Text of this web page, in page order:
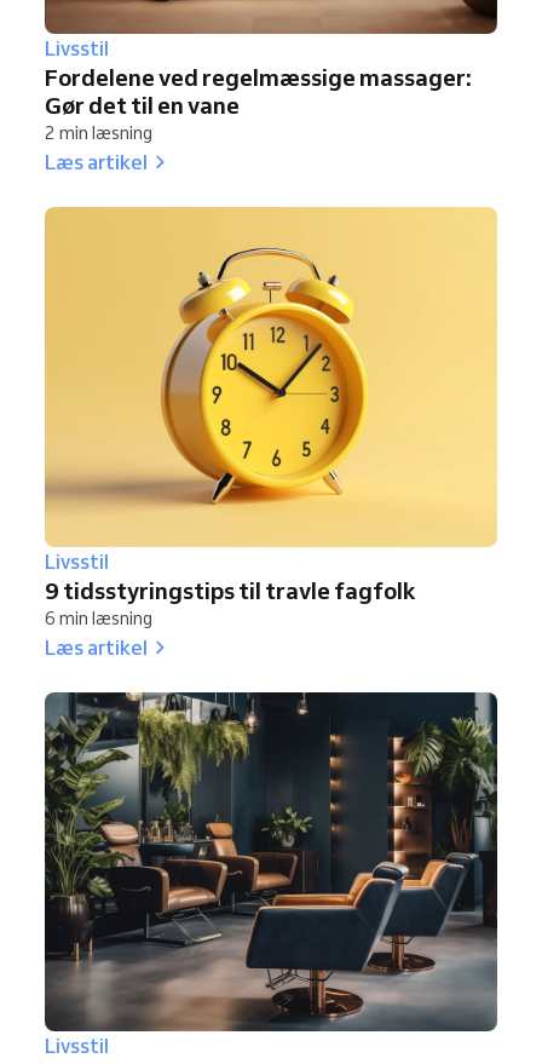
Livsstil
Fordelene ved regelmæssige massager:
Gør det til en vane
2 min læsning
Læs artikel
Livsstil
9 tidsstyringstips til travle fagfolk
6 min læsning
Læs artikel
Livsstil